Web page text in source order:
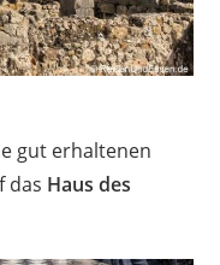
gut erhaltenen
das Haus des